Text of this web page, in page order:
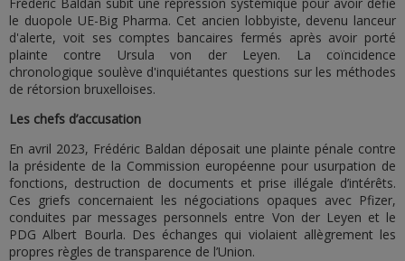
le duopole UE-Big Pharma. Cet ancien lobbyiste, devenu lanceur
d'alerte, voit ses comptes bancaires fermés après avoir porté
plainte contre Ursula von der Leyen. La coïncidence
chronologique soulève d'inquiétantes questions sur les méthodes
de rétorsion bruxelloises.
Les chefs d’accusation
En avril 2023, Frédéric Baldan déposait une plainte pénale contre
la présidente de la Commission européenne pour usurpation de
fonctions, destruction de documents et prise illégale d’intérêts.
Ces griefs concernaient les négociations opaques avec Pfizer,
conduites par messages personnels entre Von der Leyen et le
PDG Albert Bourla. Des échanges qui violaient allègrement les
propres règles de transparence de l’Union.